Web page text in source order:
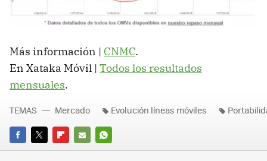
Más información | CNMC.
En Xataka Móvil | Todos los resultados
mensuales.
FACEBOOK
TWITTERFLIPBOARD
E-
WHATSAPP
TEMAS Mercado Evolución líneas móviles